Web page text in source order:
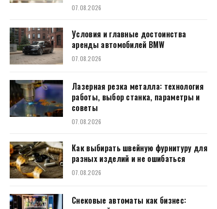
07.08.2026
Условия и главные достоинства
аренды автомобилей BMW
07.08.2026
Лазерная резка металла: технология
работы, выбор станка, параметры и
советы
07.08.2026
Как выбирать швейную фурнитуру для
разных изделий и не ошибаться
07.08.2026
Снековые автоматы как бизнес: